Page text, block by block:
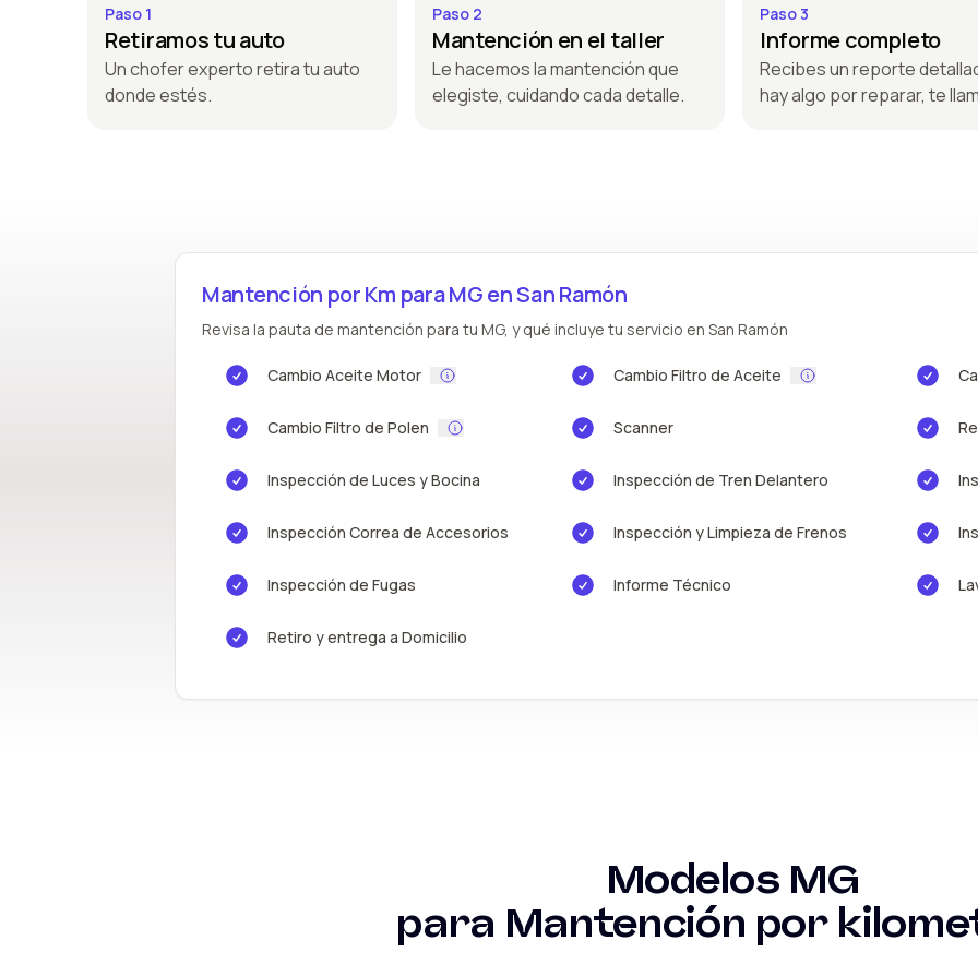
Paso 1
Retiramos tu auto
Un chofer experto retira tu auto
donde estés.
Paso 2
Mantención en el taller
Le hacemos la mantención que
elegiste, cuidando cada detalle.
Paso 3
Informe completo
Recibes un reporte
hay algo por reparar, te
Mantención por Km para MG en San Ramón
Revisa la pauta de mantención para tu MG, y qué incluye tu servicio en San Ramón
Cambio Aceite Motor Cambio Filtro de Aceite
Cambio Filtro de Polen Scanner
Inspección de Luces y Bocina Inspección de Tren Delantero
Inspección Correa de Accesorios Inspección y Limpieza de Frenos
Inspección de Fugas Informe Técnico
Retiro y entrega a Domicilio
Modelos MG
para Mantención por